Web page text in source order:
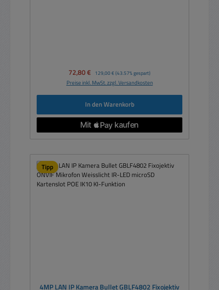
Verkaufspreis:
72,80 € Regulärer Preis:
129,00 € (43.57% gespart)
Preise inkl. MwSt. zzgl. Versandkosten
In den Warenkorb
Tipp
4MP LAN IP Kamera Bullet GBLF4802 Fixojektiv